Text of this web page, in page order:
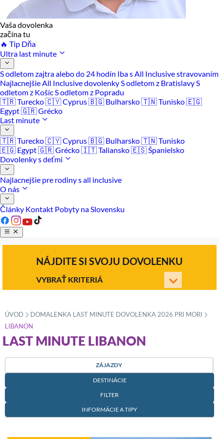
Vaša dovolenka
začína tu
🔥 Tip Dňa
Ultra last minute
S odletom zajtra alebo do 24 hodín Iba s All Inclusive stravovaním
Najlacnejšie All Inclusive dovolenkyS odletom z BratislavyS
odletom z KošícS odletom z Popradu
🇹🇷 Turecko🇨🇾 Cyprus🇧🇬 Bulharsko🇹🇳 Tunisko🇪🇬
Egypt🇬🇷 Grécko
Last minute
🇹🇷 Turecko🇨🇾 Cyprus🇧🇬 Bulharsko🇹🇳 Tunisko
🇪🇬 Egypt🇬🇷 Grécko🇮🇹 Taliansko🇪🇸 Španielsko
Dovolenky s deťmi
Najlacnejšie pre rodiny s all inclusive
O nás
Články Kontakt Pobyty na Slovensku
NÁJDITE SI SVOJU DOVOLENKU
VYBRAŤ KRITERIÁ
ÚVOD »
DOMALENKA LAST MINUTE DOVOLENKA 2026 PRI MORI
LIBANON
LAST MINUTE LIBANON
ZÁJAZDY
DESTINÁCIE
FILTER
INFORMÁCIE A TIPY